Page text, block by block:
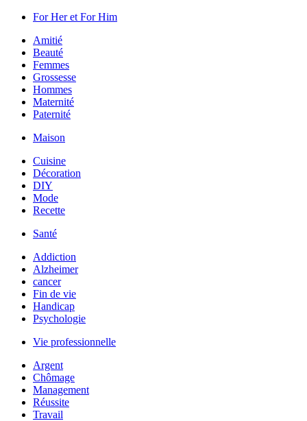
For Her et For Him
Amitié
Beauté
Femmes
Grossesse
Hommes
Maternité
Paternité
Maison
Cuisine
Décoration
DIY
Mode
Recette
Santé
Addiction
Alzheimer
cancer
Fin de vie
Handicap
Psychologie
Vie professionnelle
Argent
Chômage
Management
Réussite
Travail